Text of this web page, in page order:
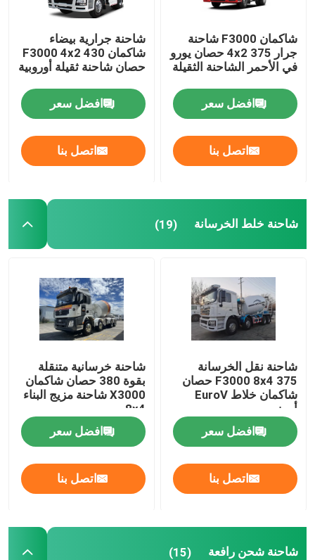
شاكمان F3000 شاحنة
جرار 4x2 375 حصان يورو
في الأحمر الشاحنة الثقيلة
افضل سعر
اتصل بنا
شاحنة جرارية بيضاء
شاكمان F3000 4x2 430
حصان شاحنة ثقيلة أوروبية
افضل سعر
اتصل بنا
شاحنة خلط الخرسانة (19)
شاحنة نقل الخرسانة
F3000 8x4 375 حصان
شاكمان خلاط EuroV
أبيض
افضل سعر
اتصل بنا
شاحنة خرسانية متنقلة
بقوة 380 حصان شاكمان
X3000 شاحنة مزيج البناء
8x4 يورو
افضل سعر
اتصل بنا
شاحنة شحن رافعة (15)